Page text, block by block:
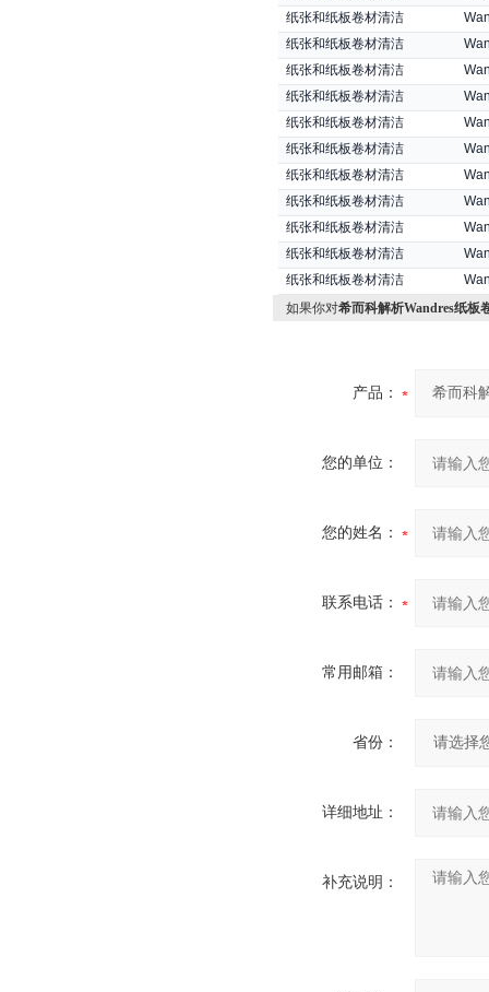
纸张和纸板卷材清洁
纸张和纸板卷材清洁
纸张和纸板卷材清洁
纸张和纸板卷材清洁
纸张和纸板卷材清洁
纸张和纸板卷材清洁
纸张和纸板卷材清洁
纸张和纸板卷材清洁
纸张和纸板卷材清洁
纸张和纸板卷材清洁
纸张和纸板卷材清洁
如果你对希而科解析Wandres纸板
产品：
您的单位：
您的姓名：
联系电话：
常用邮箱：
省份：
详细地址：
补充说明：